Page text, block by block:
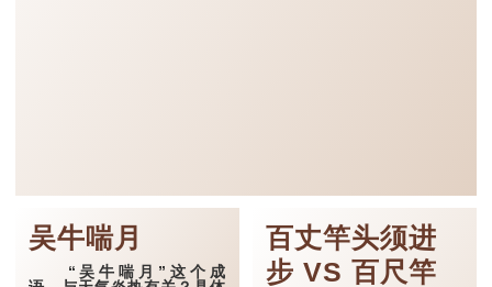
吴牛喘月
“吴牛喘月”这个成
百丈竿头须进
步 VS 百尺竿